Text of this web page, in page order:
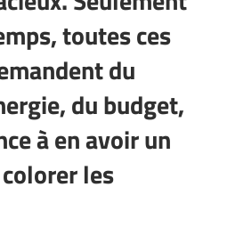
toutes ces
du
du budget,
à en avoir un
les